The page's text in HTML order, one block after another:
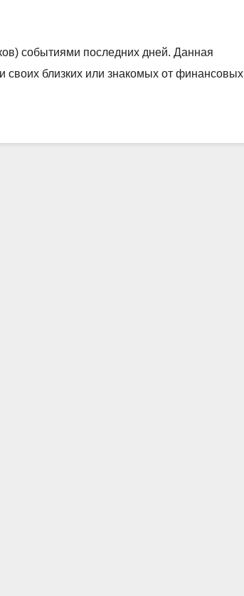
событиями последних дней. Данная
своих близких или знакомых от финансовых